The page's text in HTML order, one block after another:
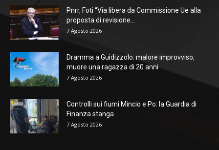
Pnrr, Foti “Via libera da Commissione Ue alla
proposta di revisione...
7 Agosto 2026
Dramma a Guidizzolo: malore improvviso,
muore una ragazza di 20 anni
7 Agosto 2026
Controlli sui fiumi Mincio e Po: la Guardia di
Finanza stanga...
7 Agosto 2026